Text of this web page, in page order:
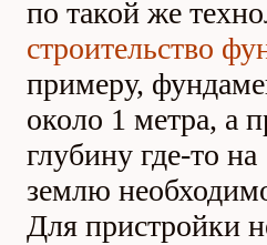
по такой же
строительство
примеру,
около 1 метра, а
глубину где-то
землю
Для пристройки